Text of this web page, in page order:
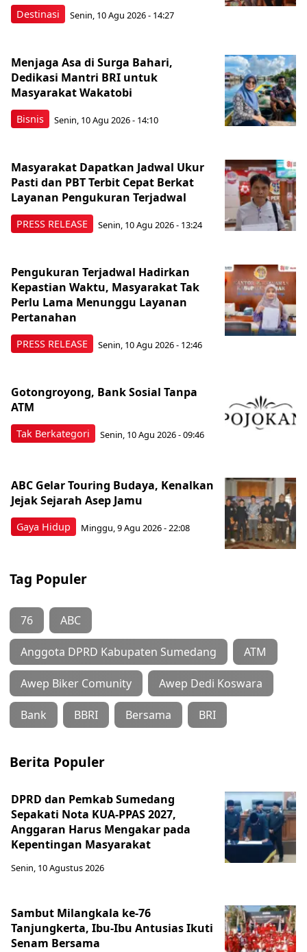
Destinasi Senin, 10 Agu 2026 - 14:27
Bisnis
Menjaga Asa di Surga Bahari,
Dedikasi Mantri BRI untuk
Masyarakat Wakatobi
Senin, 10 Agu 2026 - 14:10
PRESS RELEASE
Masyarakat Dapatkan Jadwal Ukur
Pasti dan PBT Terbit Cepat Berkat
Layanan Pengukuran Terjadwal
Senin, 10 Agu 2026 - 13:24
PRESS RELEASE
Pengukuran Terjadwal Hadirkan
Kepastian Waktu, Masyarakat Tak
Perlu Lama Menunggu Layanan
Pertanahan
Senin, 10 Agu 2026 - 12:46
Tak Berkategori
Gotongroyong, Bank Sosial Tanpa
ATM
Senin, 10 Agu 2026 - 09:46
Gaya Hidup
ABC Gelar Touring Budaya, Kenalkan
Jejak Sejarah Asep Jamu
Minggu, 9 Agu 2026 - 22:08
Tag Populer
76 ABC
Anggota DPRD Kabupaten Sumedang ATM
Awep Biker Comunity Awep Dedi Koswara
Bank BBRI Bersama BRI
Berita Populer
DPRD dan Pemkab Sumedang
Sepakati Nota KUA-PPAS 2027,
Anggaran Harus Mengakar pada
Kepentingan Masyarakat
Senin, 10 Agustus 2026
Sambut Milangkala ke-76
Tanjungkerta, Ibu-Ibu Antusias Ikuti
Senam Bersama